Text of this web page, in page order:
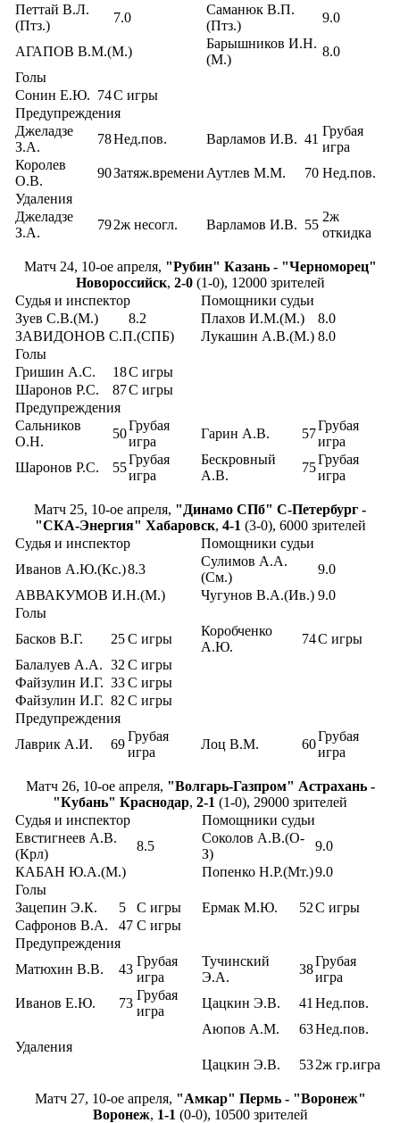
Петтай В.Л.
(Птз.)
7.0
Саманюк В.П.
(Птз.)
9.0
АГАПОВ В.М.(М.)
Барышников И.Н.
(М.)
8.0
Голы
Сонин Е.Ю. 74С игры
Предупреждения
Джеладзе
З.А.
78Нед.пов. Варламов И.В. 41
Грубая
игра
Королев
О.В.
90Затяж.времени Аутлев М.М. 70 Нед.пов.
Удаления
Джеладзе
З.А.
792ж несогл. Варламов И.В. 55
2ж
откидка
Матч 24, 10-ое апреля, "Рубин" Казань - "Черноморец"
Новороссийск, 2-0(1-0), 12000 зрителей
Судья и инспектор
Помощники судьи
Зуев С.В.(М.)
8.2 Плахов И.М.(М.)
8.0
ЗАВИДОНОВ С.П.(СПБ)
Лукашин А.В.(М.) 8.0
Голы
Гришин А.С.
18С игры
Шаронов Р.С.
87С игры
Предупреждения
Сальников
О.Н.
50
Грубая
игра
Гарин А.В. 57
Грубая
игра
Шаронов Р.С.
55
Грубая
игра
Бескровный
А.В.
75
Грубая
игра
Матч 25, 10-ое апреля, "Динамо СПб" С-Петербург -
"СКА-Энергия" Хабаровск, 4-1 (3-0), 6000 зрителей
Судья и инспектор
Помощники судьи
Иванов А.Ю.(Кс.)8.3
Сулимов А.А.
(См.)
9.0
АВВАКУМОВ И.Н.(М.)
Чугунов В.А.(Ив.) 9.0
Голы
Басков В.Г.
25С игры
Коробченко
А.Ю.
74С игры
Балалуев А.А. 32 С игры
Файзулин И.Г. 33С игры
Файзулин И.Г. 82 С игры
Предупреждения
Лаврик А.И.
69
Грубая
игра
Лоц В.М. 60
Грубая
игра
Матч 26, 10-ое апреля, "Волгарь-Газпром" Астрахань -
"Кубань" Краснодар, 2-1 (1-0), 29000 зрителей
Судья и инспектор
Помощники судьи
Евстигнеев А.В.
(Крл)
8.5
Соколов А.В.(О-
З)
9.0
КАБАН Ю.А.(М.)
Попенко Н.Р.(Мт.)9.0
Голы
Зацепин Э.К.
5 С игры Ермак М.Ю. 52С игры
Сафронов В.А.
47 С игры
Предупреждения
Матюхин В.В.
43
Грубая
игра
Тучинский
Э.А.
38
Грубая
игра
Иванов Е.Ю.
73
Грубая
игра
Цацкин Э.В. 41 Нед.пов.
Аюпов А.М.
63Нед.пов.
Удаления
Цацкин Э.В.
532ж гр.игра
Матч 27, 10-ое апреля, "Амкар" Пермь - "Воронеж"
Воронеж, 1-1 (0-0), 10500 зрителей